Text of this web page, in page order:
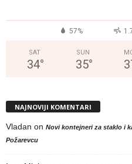
57%
SAT
34°
SUN
35°
NAJNOVIJI KOMENTARI
Vladan on Novi kontejneri za staklo i
Požarevcu